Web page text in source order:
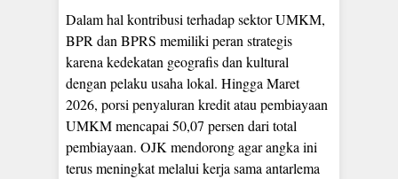
Dalam hal kontribusi terhadap sektor UMKM,
BPR dan BPRS memiliki peran strategis
karena kedekatan geografis dan kultural
dengan pelaku usaha lokal. Hingga Maret
2026, porsi penyaluran kredit atau pembiayaan
UMKM mencapai 50,07 persen dari total
pembiayaan. OJK mendorong agar angka ini
terus meningkat melalui kerja sama antarlema